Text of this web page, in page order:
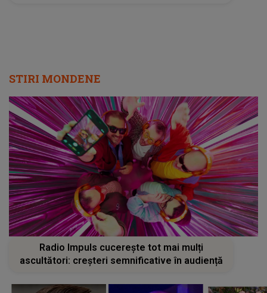
STIRI MONDENE
Radio Impuls cucerește tot mai mulți
ascultători: creșteri semnificative în audiență